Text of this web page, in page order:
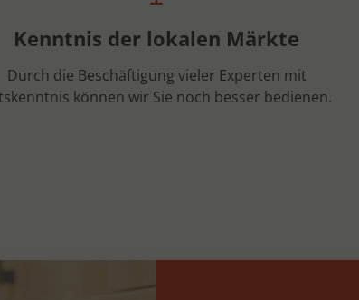
Kenntnis der lokalen Märkte
Durch die Beschäftigung vieler Experten mit
können wir Sie noch besser bedienen.